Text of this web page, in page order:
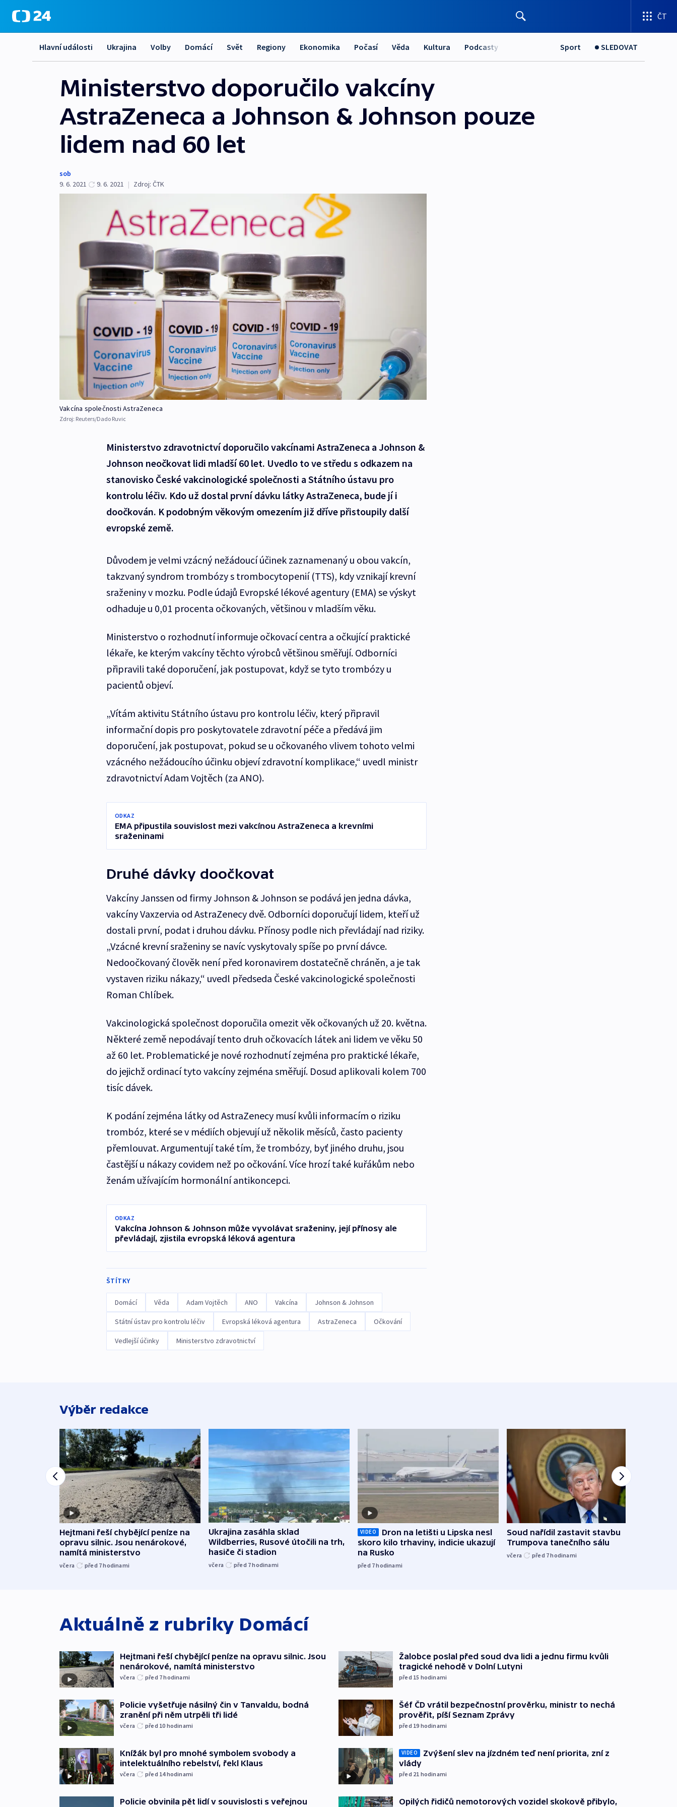
ČT
Hlavní události Ukrajina Volby Domácí Svět Regiony Ekonomika Počasí Věda Kultura Podcasty Sport SLEDOVAT
Ministerstvo doporučilo vakcíny
AstraZeneca a Johnson & Johnson pouze
lidem nad 60 let
sob
9. 6. 2021
9. 6. 2021 | Zdroj: ČTK
Vakcína společnosti AstraZeneca
Zdroj: Reuters/Dado Ruvic
Ministerstvo zdravotnictví doporučilo vakcínami AstraZeneca a Johnson &
Johnson neočkovat lidi mladší 60 let. Uvedlo to ve středu s odkazem na
stanovisko České vakcinologické společnosti a Státního ústavu pro
kontrolu léčiv. Kdo už dostal první dávku látky AstraZeneca, bude jí i
doočkován. K podobným věkovým omezením již dříve přistoupily další
evropské země.
Důvodem je velmi vzácný nežádoucí účinek zaznamenaný u obou vakcín,
takzvaný syndrom trombózy s trombocytopenií (TTS), kdy vznikají krevní
sraženiny v mozku. Podle údajů Evropské lékové agentury (EMA) se výskyt
odhaduje u 0,01 procenta očkovaných, většinou v mladším věku.
Ministerstvo o rozhodnutí informuje očkovací centra a očkující praktické
lékaře, ke kterým vakcíny těchto výrobců většinou směřují. Odborníci
připravili také doporučení, jak postupovat, když se tyto trombózy u
pacientů objeví.
„Vítám aktivitu Státního ústavu pro kontrolu léčiv, který připravil
informační dopis pro poskytovatele zdravotní péče a předává jim
doporučení, jak postupovat, pokud se u očkovaného vlivem tohoto velmi
vzácného nežádoucího účinku objeví zdravotní komplikace,“ uvedl ministr
zdravotnictví Adam Vojtěch (za ANO).
ODKAZ
EMA připustila souvislost mezi vakcínou AstraZeneca a krevními
sraženinami
Druhé dávky doočkovat
Vakcíny Janssen od firmy Johnson & Johnson se podává jen jedna dávka,
vakcíny Vaxzervia od AstraZenecy dvě. Odborníci doporučují lidem, kteří už
dostali první, podat i druhou dávku. Přínosy podle nich převládají nad riziky.
„Vzácné krevní sraženiny se navíc vyskytovaly spíše po první dávce.
Nedoočkovaný člověk není před koronavirem dostatečně chráněn, a je tak
vystaven riziku nákazy,“ uvedl předseda České vakcinologické společnosti
Roman Chlíbek.
Vakcinologická společnost doporučila omezit věk očkovaných už 20. května.
Některé země nepodávají tento druh očkovacích látek ani lidem ve věku 50
až 60 let. Problematické je nové rozhodnutí zejména pro praktické lékaře,
do jejichž ordinací tyto vakcíny zejména směřují. Dosud aplikovali kolem 700
tisíc dávek.
K podání zejména látky od AstraZenecy musí kvůli informacím o riziku
trombóz, které se v médiích objevují už několik měsíců, často pacienty
přemlouvat. Argumentují také tím, že trombózy, byť jiného druhu, jsou
častější u nákazy covidem než po očkování. Více hrozí také kuřákům nebo
ženám užívajícím hormonální antikoncepci.
ODKAZ
Vakcína Johnson & Johnson může vyvolávat sraženiny, její přínosy ale
převládají, zjistila evropská léková agentura
ŠTÍTKY
Domácí Věda Adam Vojtěch ANO Vakcína Johnson & Johnson
Státní ústav pro kontrolu léčiv Evropská léková agentura AstraZeneca Očkování
Vedlejší účinky Ministerstvo zdravotnictví
Výběr redakce
Hejtmani řeší chybějící peníze na
opravu silnic. Jsou nenárokové,
namítá ministerstvo
včera před 7hodinami
Ukrajina zasáhla sklad
Wildberries, Rusové útočili na trh,
hasiče či stadion
včera před 7hodinami
VIDEO
Dron na letišti u Lipska nesl
skoro kilo trhaviny, indicie ukazují
na Rusko
před 7hodinami
Soud nařídil zastavit stavbu
Trumpova tanečního sálu
včera před 7hodinami
Aktuálně z rubriky Domácí
Hejtmani řeší chybějící peníze na opravu silnic. Jsou
nenárokové, namítá ministerstvo
včera před 7hodinami
Policie vyšetřuje násilný čin v Tanvaldu, bodná
zranění při něm utrpěli tři lidé
včera před 10 hodinami
Knížák byl pro mnohé symbolem svobody a
intelektuálního rebelství, řekl Klaus
včera před 14hodinami
Policie obvinila pět lidí v souvislosti s veřejnou
Žalobce poslal před soud dva lidi a jednu firmu kvůli
tragické nehodě v Dolní Lutyni
před 15 hodinami
Šéf ČD vrátil bezpečnostní prověrku, ministr to nechá
prověřit, píší Seznam Zprávy
před 19 hodinami
VIDEO
Zvýšení slev na jízdném teď není priorita, zní z
vlády
před 21 hodinami
Opilých řidičů nemotorových vozidel skokově přibylo,